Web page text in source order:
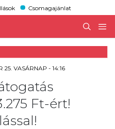
Csomagajánlat
25. VASÁRNAP - 14:16
Ft-ért!